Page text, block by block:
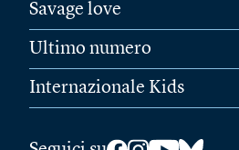
Savage love
Ultimo numero
Internazionale Kids